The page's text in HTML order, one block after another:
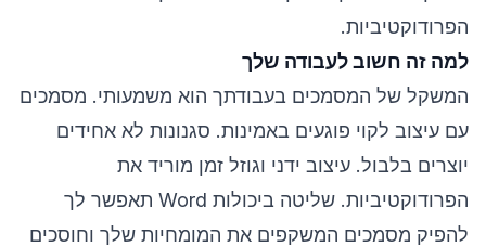
הפרודוקטיביות.
למה זה חשוב לעבודה שלך
המשקל של המסמכים בעבודתך הוא משמעותי. מסמכים
עם עיצוב לקוי פוגעים באמינות. סגנונות לא אחידים
יוצרים בלבול. עיצוב ידני וגוזל זמן מוריד את
הפרודוקטיביות. שליטה ביכולות Word תאפשר לך
להפיק מסמכים המשקפים את המומחיות שלך וחוסכים